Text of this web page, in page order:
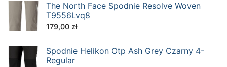
The North Face Spodnie Resolve Woven
T9556Lvq8
179,00 zł
Spodnie Helikon Otp Ash Grey Czarny 4-
Regular